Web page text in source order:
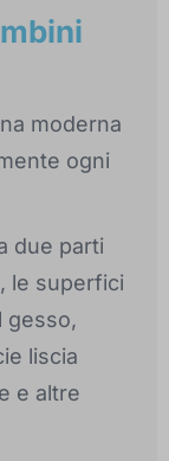
moderna
ogni
due parti
le superfici
gesso,
liscia
e altre